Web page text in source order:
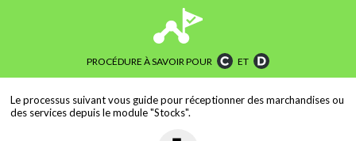
PROCÉDURE À SAVOIR POUR ET
Le processus suivant vous guide pour réceptionner des marchandises ou
des services depuis le module "Stocks".